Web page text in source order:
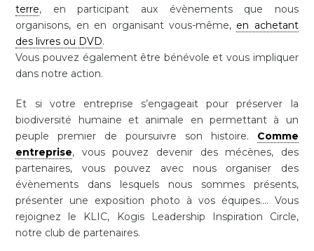
terre, en participant aux évènements que nous
organisons, en en organisant vous-même, en achetant
des livres ou DVD.
Vous pouvez également être bénévole et vous impliquer
dans notre action.
Et si votre entreprise s’engageait pour préserver la
biodiversité humaine et animale en permettant à un
peuple premier de poursuivre son histoire. Comme
entreprise, vous pouvez devenir des mécènes, des
partenaires, vous pouvez avec nous organiser des
évènements dans lesquels nous sommes présents,
présenter une exposition photo à vos équipes…. Vous
rejoignez le KLIC, Kogis Leadership Inspiration Circle,
notre club de partenaires.